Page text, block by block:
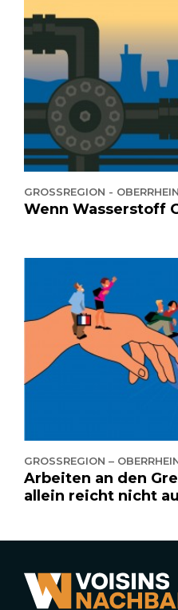
GROSSREGION - OBERRHEIN
Wenn Wasserstoff
GROSSREGION – OBERRHEIN
Arbeiten an den
allein reicht nicht